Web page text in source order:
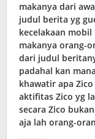
makanya dari
judul berita yg
kecelakaan mobil
makanya orang-
dari judul
padahal kan
khawatir apa
aktifitas Zico yg
secara Zico
aja lah orang-